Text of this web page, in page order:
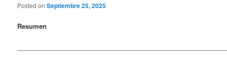
Posted onSeptiembre 25, 2025
Resumen